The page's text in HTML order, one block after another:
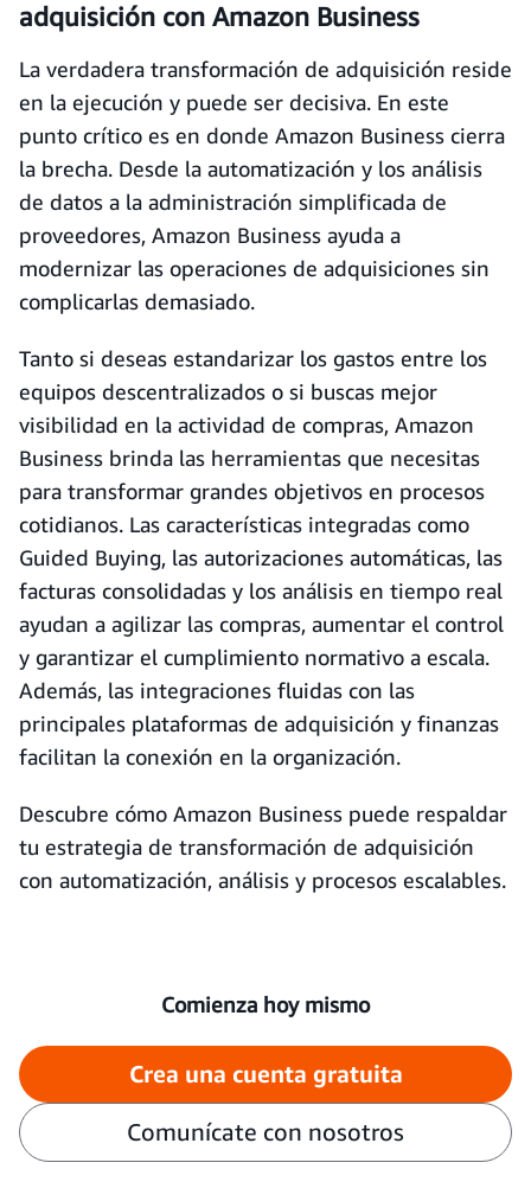
adquisición con Amazon Business
La verdadera transformación de adquisición reside
en la ejecución y puede ser decisiva. En este
punto crítico es en donde Amazon Business cierra
la brecha. Desde la automatización y los análisis
de datos a la administración simplificada de
proveedores, Amazon Business ayuda a
modernizar las operaciones de adquisiciones sin
complicarlas demasiado.
Tanto si deseas estandarizar los gastos entre los
equipos descentralizados o si buscas mejor
visibilidad en la actividad de compras, Amazon
Business brinda las herramientas que necesitas
para transformar grandes objetivos en procesos
cotidianos. Las características integradas como
Guided Buying, las autorizaciones automáticas, las
facturas consolidadas y los análisis en tiempo real
ayudan a agilizar las compras, aumentar el control
y garantizar el cumplimiento normativo a escala.
Además, las integraciones fluidas con las
principales plataformas de adquisición y finanzas
facilitan la conexión en la organización.
Descubre cómo Amazon Business puede respaldar
tu estrategia de transformación de adquisición
con automatización, análisis y procesos escalables.
Comienza hoy mismo
Crea una cuenta gratuita
Comunícate con nosotros